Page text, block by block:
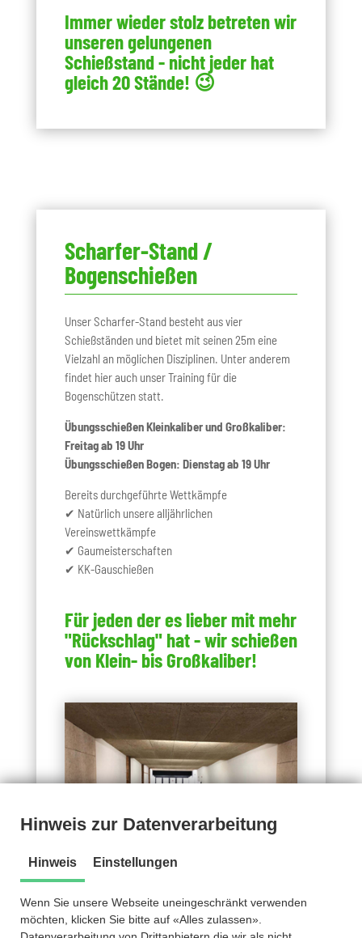
Hinweis zur Datenverarbeitung
Hinweis Einstellungen
Wenn Sie unsere Webseite uneingeschränkt verwenden
möchten, klicken Sie bitte auf «Alles zulassen».
Immer wieder stolz betreten wir
unseren gelungenen
Schießstand - nicht jeder hat
gleich 20 Stände! 😉
Scharfer-Stand /
Bogenschießen
Unser Scharfer-Stand besteht aus vier
Schießständen und bietet mit seinen 25m eine
Vielzahl an möglichen Disziplinen. Unter anderem
findet hier auch unser Training für die
Bogenschützen statt.
Übungsschießen Kleinkaliber und Großkaliber:
Freitag ab 19 Uhr
Übungsschießen Bogen: Dienstag ab 19 Uhr
Bereits durchgeführte Wettkämpfe
✔ Natürlich unsere alljährlichen
Vereinswettkämpfe
✔ Gaumeisterschaften
✔ KK-Gauschießen
Für jeden der es lieber mit mehr
"Rückschlag" hat - wir schießen
von Klein- bis Großkaliber!